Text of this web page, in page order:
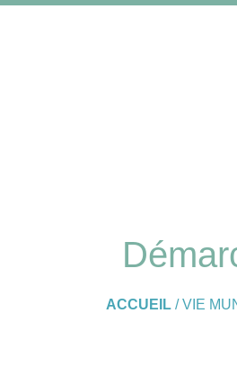
ACCUEIL/VIE